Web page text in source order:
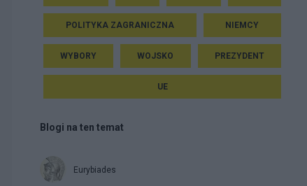
POLITYKA ZAGRANICZNA NIEMCY
WYBORY WOJSKO PREZYDENT
UE
Blogi na ten temat
Eurybiades